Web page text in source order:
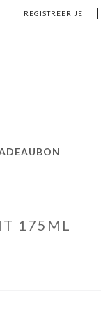
REGISTREER JE
175ML